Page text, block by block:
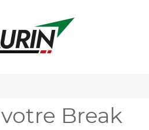
Break